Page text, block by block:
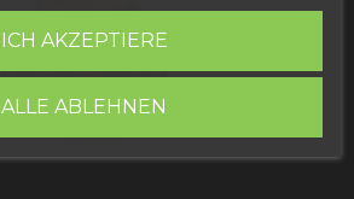
ALLE ABLEHNEN
ICH AKZEPTIERE